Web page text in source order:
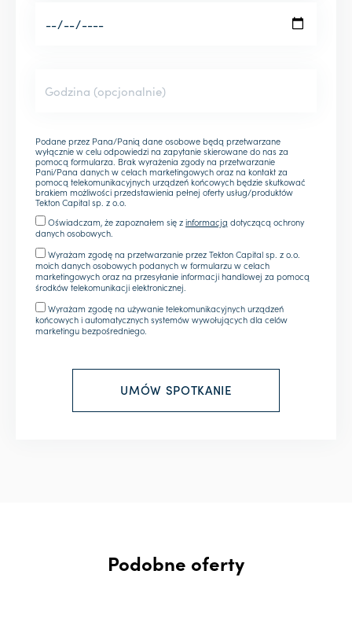
Podane przez Pana/Panią dane osobowe będą przetwarzane
wyłącznie w celu odpowiedzi na zapytanie skierowane do nas za
pomocą formularza. Brak wyrażenia zgody na przetwarzanie
Pani/Pana danych w celach marketingowych oraz na kontakt za
pomocą telekomunikacyjnych urządzeń końcowych będzie skutkować
brakiem możliwości przedstawienia pełnej oferty usług/produktów
Tekton Capital sp. z o.o.
Oświadczam, że zapoznałem się zinformacją dotyczącą ochrony
danych osobowych.
Wyrażam zgodę na przetwarzanie przez Tekton Capital sp. z o.o.
moich danych osobowych podanych w formularzu w celach
marketingowych oraz na przesyłanie informacji handlowej za pomocą
środków telekomunikacji elektronicznej.
Wyrażam zgodę na używanie telekomunikacyjnych urządzeń
końcowych i automatycznych systemów wywołujących dla celów
marketingu bezpośredniego.
Podobne oferty